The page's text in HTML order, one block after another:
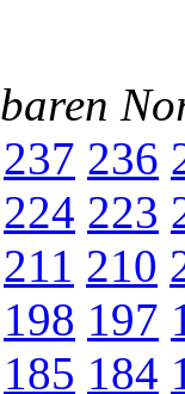
237 236
224 223
211 210
198 197
185 184